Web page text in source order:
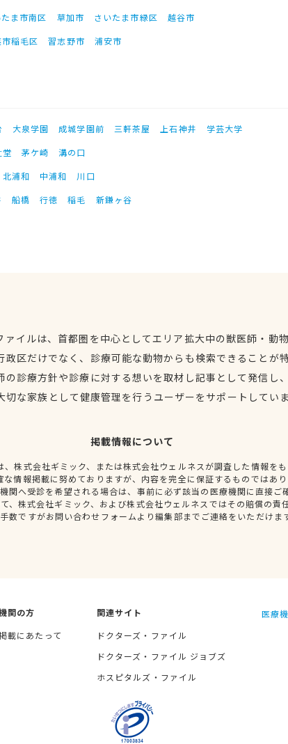
ま市南区 草加市 さいたま市緑区
越谷市
稲毛区 習志野市 浦安市
大泉学園 成城学園前 三軒茶屋 上石神井
学芸大学
堂 茅ケ崎
溝の口
北浦和 中浦和
川口
船橋 行徳 稲毛 新鎌ヶ谷
ァイルは、首都圏を中心としてエリア拡大中の獣医師・動
政区だけでなく、診療可能な動物からも検索できることが
の診療方針や診療に対する想いを取材し記事として発信し
切な家族として健康管理を行うユーザーをサポートしてい
掲載情報について
、株式会社ギミック、または株式会社ウェルネスが調査した情報を
な情報掲載に努めておりますが、内容を完全に保証するものではあ
関へ受診を希望される場合は、事前に必ず該当の医療機関に直接ご
、株式会社ギミック、および株式会社ウェルネスではその賠償の責
数ですがお問い合わせフォームより編集部までご連絡をいただけま
関の方
載にあたって
関連サイト
ドクターズ・ファイル
ドクターズ・ファイル ジョブズ
ホスピタルズ・ファイル
医療